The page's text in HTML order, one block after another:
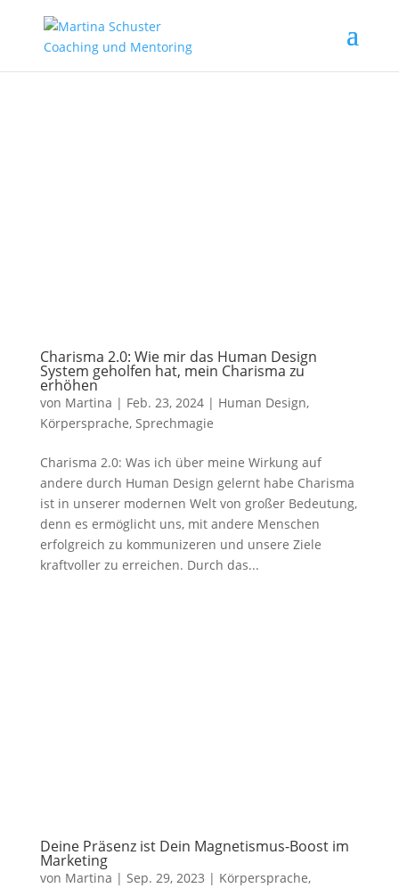
Charisma 2.0: Wie mir das Human Design
System geholfen hat, mein Charisma zu
erhöhen
von Martina | Feb. 23, 2024| Human Design,
Körpersprache, Sprechmagie
Charisma 2.0: Was ich über meine Wirkung auf
andere durch Human Design gelernt habe Charisma
ist in unserer modernen Welt von großer Bedeutung,
denn es ermöglicht uns, mit andere Menschen
erfolgreich zu kommunizeren und unsere Ziele
kraftvoller zu erreichen. Durch das...
Deine Präsenz ist Dein Magnetismus-Boost im
Marketing
von Martina | Sep. 29, 2023 | Körpersprache,